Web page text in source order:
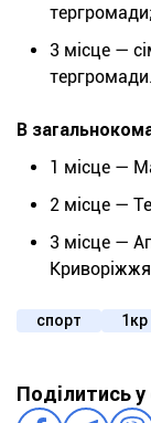
тергромади;
3 місце —
тергромади.
В
1 місце —
2 місце —
3 місце —
спорт 1кр
Поділитись